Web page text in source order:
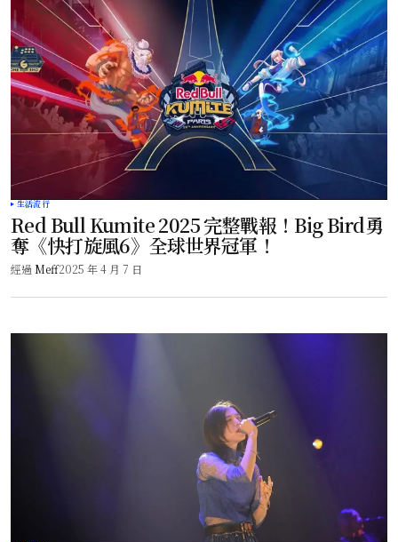
生活流行
Red Bull Kumite 2025 完整戰報！Big Bird勇
奪《快打旋風6》全球世界冠軍！
經過 Meff2025 年 4 月 7 日